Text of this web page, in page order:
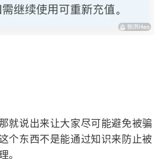
就说出来让大家尽可能避免被骗
个东西不是能通过知识来防止被
。